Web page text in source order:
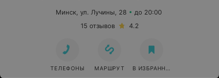
Минск, ул. Лучины, 28
до 20:00
15 отзывов
4.2
ТЕЛЕФОНЫ МАРШРУТ В ИЗБРАННОЕ